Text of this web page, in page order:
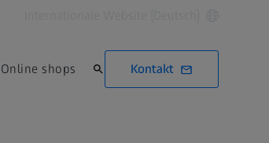
Online shops Kontakt